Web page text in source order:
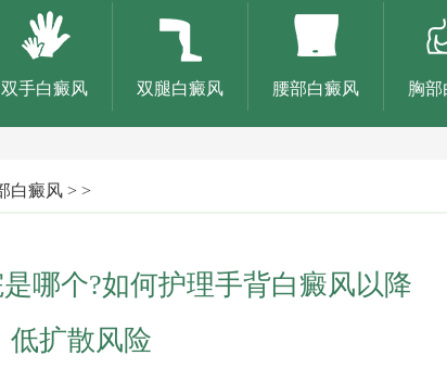
双手白癜风 双腿白癜风 腰部白癜风 胸
白癜风 > >
哪个?如何护理手背白癜风以降
低扩散风险